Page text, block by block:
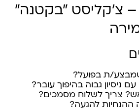
– צ'קליסט "בקטנה"
ת בפועל?
ניסיון גבוה בהיפוך עובר?
צריך לשלוח מסמכים?
ההנחיות להגעה?